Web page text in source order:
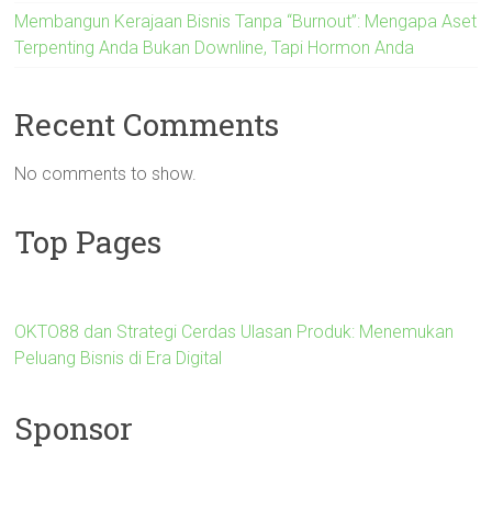
Membangun Kerajaan Bisnis Tanpa “Burnout”: Mengapa Aset
Terpenting Anda Bukan Downline, Tapi Hormon Anda
Recent Comments
No comments to show.
Top Pages
OKTO88 dan Strategi Cerdas Ulasan Produk: Menemukan
Peluang Bisnis di Era Digital
Sponsor